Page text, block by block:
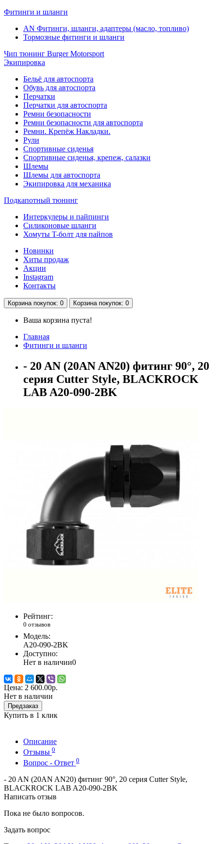
Фитинги и шланги
AN Фитинги, шланги, адаптеры (масло, топливо)
Тормозные фитинги и шланги
Чип тюнинг Burger Motorsport
Экипировка
Бельё для автоспорта
Обувь для автоспорта
Перчатки
Перчатки для автоспорта
Ремни безопасности
Ремни безопасности для автоспорта
Ремни. Крепёж Накладки.
Рули
Спортивные сиденья
Спортивные сиденья, крепеж, салазки
Шлемы
Шлемы для автоспорта
Экипировка для механика
Подкапотный тюнинг
Интеркулеры и пайпинги
Силиконовые шланги
Хомуты T-болт для пайпов
Новинки
Хиты продаж
Акции
Instagram
Контакты
Корзина покупок: 0 Корзина покупок: 0
Ваша корзина пуста!
Главная
Фитинги и шланги
- 20 AN (20AN AN20) фитинг 90°, 20
серия Cutter Style, BLACKROCK
LAB A20-090-2BK
Рейтинг:
0 отзывов
Модель:
A20-090-2BK
Доступно:
Нет в наличии0
Цена: 2 600.00р.
Нет в наличии
Предзаказ
Купить в 1 клик
Описание
Отзывы 0
Вопрос - Ответ 0
- 20 AN (20AN AN20) фитинг 90°, 20 серия Cutter Style,
BLACKROCK LAB A20-090-2BK
Написать отзыв
Пока не было вопросов.
Задать вопрос